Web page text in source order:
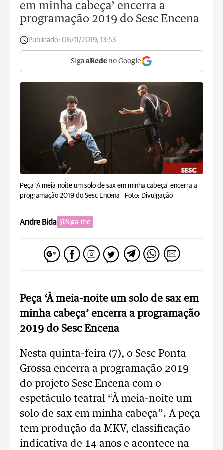
em minha cabeça’ encerra a
programação 2019 do Sesc Encena
Publicado: 06/11/2019, 13:53
Siga aRede no Google
Peça ‘À meia-noite um solo de sax em minha cabeça’ encerra a
programação 2019 do Sesc Encena - Foto: Divulgação
Andre Bida @Siga-me
Peça ‘À meia-noite um solo de sax em
minha cabeça’ encerra a programação
2019 do Sesc Encena
Nesta quinta-feira (7), o Sesc Ponta
Grossa encerra a programação 2019
do projeto Sesc Encena com o
espetáculo teatral “À meia-noite um
solo de sax em minha cabeça”. A peça
tem produção da MKV, classificação
indicativa de 14 anos e acontece na